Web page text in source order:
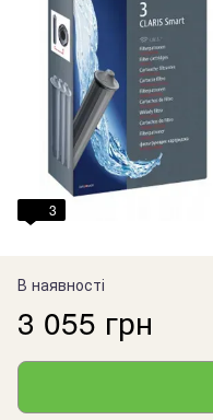
3
В наявності
3 055 грн